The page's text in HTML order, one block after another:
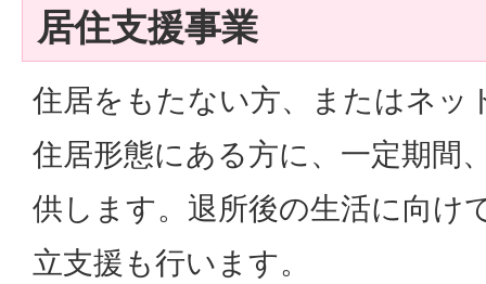
居住支援事業
住居をもたない方、またはネッ
住居形態にある方に、一定期間
供します。退所後の生活に向け
立支援も行います。